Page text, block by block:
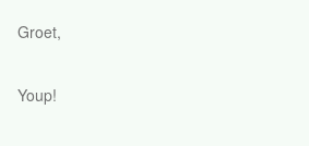
Groet,
Youp!